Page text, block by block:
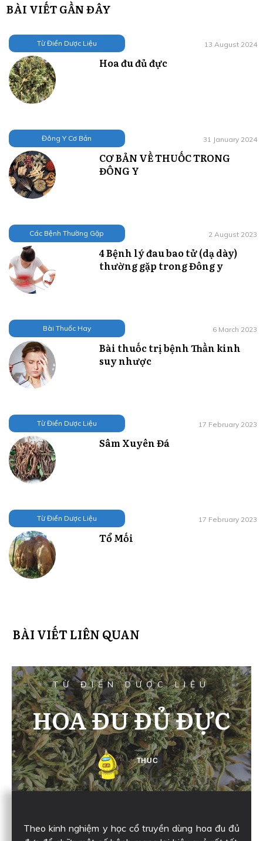
BÀI VIẾT GẦN ĐÂY
Từ Điển Dược Liệu 13 August 2024
Hoa đu đủ đực
Đông Y Cơ Bản 31 January 2024
CƠ BẢN VỀ THUỐC TRONG
ĐÔNG Y
Các Bệnh Thường Gặp 2 August 2023
4 Bệnh lý đau bao tử (dạ dày)
thường gặp trong Đông y
Bài Thuốc Hay 6 March 2023
Bài thuốc trị bệnh Thần kinh
suy nhược
Từ Điển Dược Liệu 17 February 2023
Sâm Xuyên Đá
Từ Điển Dược Liệu 17 February 2023
Tổ Mối
BÀI VIẾT LIÊN QUAN
TỪ ĐIỂN DƯỢC LIỆU
HOA ĐU ĐỦ ĐỰC
THUC
Theo kinh nghiệm y học cổ truyền dùng hoa đu đủ